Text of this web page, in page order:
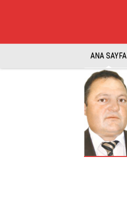
ANA SAYFA